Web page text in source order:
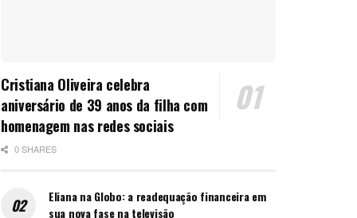
Cristiana Oliveira celebra
aniversário de 39 anos da filha com
homenagem nas redes sociais
0 SHARES
Eliana na Globo: a readequação financeira em
sua nova fase na televisão